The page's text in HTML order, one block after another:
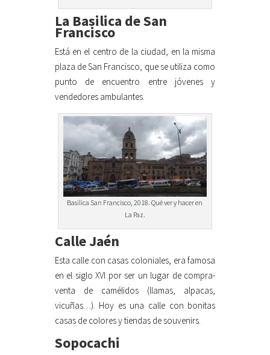
La Basilica de San
Francisco
Está en el centro de la ciudad, en la misma
plaza de San Francisco, que se utiliza como
punto de encuentro entre jóvenes y
vendedores ambulantes.
Basilica San Francisco, 2018. Qué ver y hacer en
La Paz.
Calle Jaén
Esta calle con casas coloniales, era famosa
en el siglo XVI por ser un lugar de compra-
venta de camélidos (llamas, alpacas,
vicuñas…). Hoy es una calle con bonitas
casas de colores y tiendas de souvenirs.
Sopocachi